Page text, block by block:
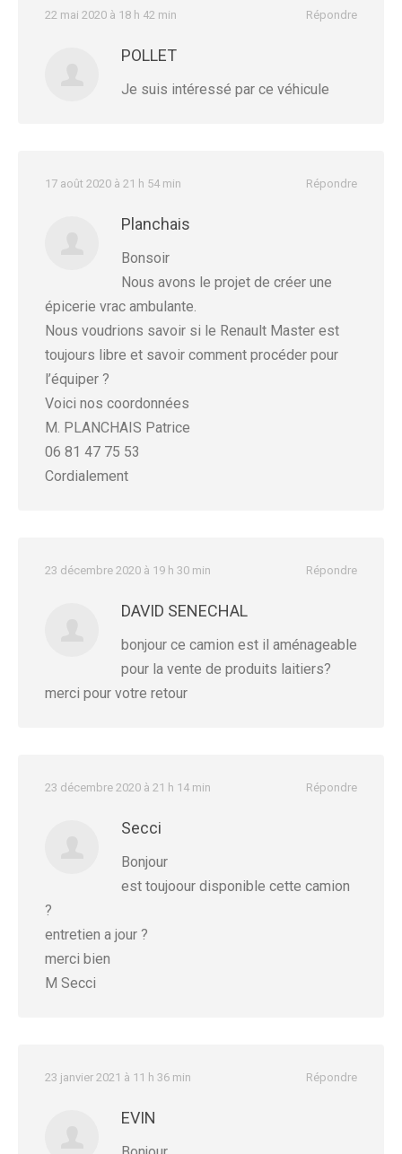
Répondre
22 mai 2020 à 18 h 42 min
POLLET
Je suis intéressé par ce véhicule
Répondre
17 août 2020 à 21 h 54 min
Planchais
Bonsoir
Nous avons le projet de créer une
épicerie vrac ambulante.
Nous voudrions savoir si le Renault Master est
toujours libre et savoir comment procéder pour
l’équiper ?
Voici nos coordonnées
M. PLANCHAIS Patrice
06 81 47 75 53
Cordialement
Répondre
23 décembre 2020 à 19 h 30 min
DAVID SENECHAL
bonjour ce camion est il aménageable
pour la vente de produits laitiers?
merci pour votre retour
Répondre
23 décembre 2020 à 21 h 14 min
Secci
Bonjour
est toujoour disponible cette camion
?
entretien a jour ?
merci bien
M Secci
Répondre
23 janvier 2021 à 11 h 36 min
EVIN